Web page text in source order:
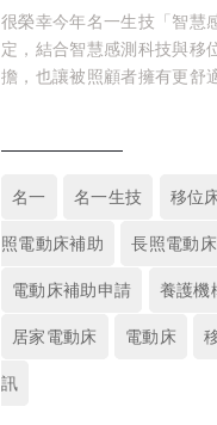
很榮幸今年名一生技「智慧
定，結合智慧感測科技與移
擔，也讓被照顧者擁有更舒
名一 名一生技 移位
照電動床補助
長照電動
電動床補助申請
養護機
居家電動床
電動床
訊